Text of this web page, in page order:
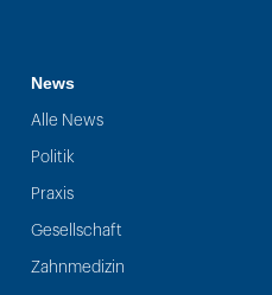
News
Alle News
Politik
Praxis
Gesellschaft
Zahnmedizin